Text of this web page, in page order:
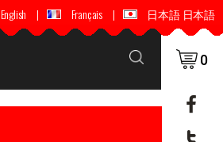
🚚 📦 ENVÍOS A TODO EL MUNDO ✈️ 🌍
English | Français | 日本語 日本語
0